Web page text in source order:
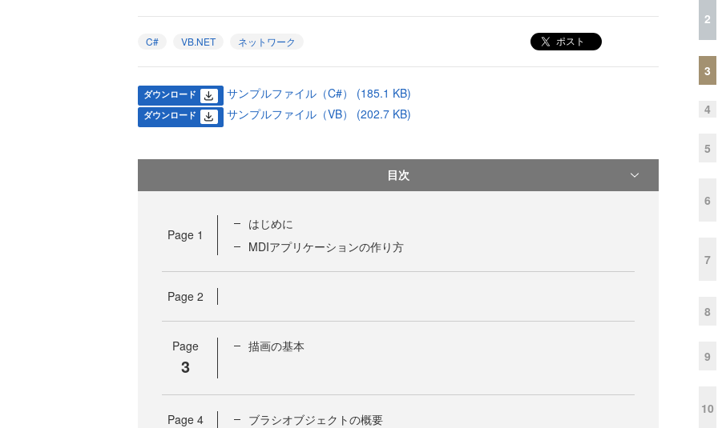
C# VB.NET ネットワーク ポスト
ダウンロード サンプルファイル（C#） (185.1 KB)
ダウンロード サンプルファイル（VB） (202.7 KB)
目次
Page 1
はじめに
MDIアプリケーションの作り方
Page 2
Page
3
描画の基本
Page 4 ブラシオブジェクトの概要
2
3
4
5
6
7
8
9
10